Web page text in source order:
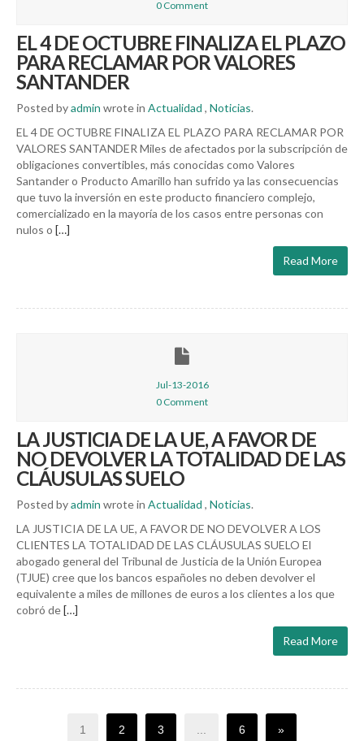
0 Comment
EL 4 DE OCTUBRE FINALIZA EL PLAZO
PARA RECLAMAR POR VALORES
SANTANDER
Posted byadmin wrote in Actualidad , Noticias.
EL 4 DE OCTUBRE FINALIZA EL PLAZO PARA RECLAMAR POR
VALORES SANTANDER Miles de afectados por la subscripción de
obligaciones convertibles, más conocidas como Valores
Santander o Producto Amarillo han sufrido ya las consecuencias
que tuvo la inversión en este producto financiero complejo,
comercializado en la mayoría de los casos entre personas con
nulos o […]
Read More
Jul-13-2016
0 Comment
LA JUSTICIA DE LA UE, A FAVOR DE
NO DEVOLVER LA TOTALIDAD DE LAS
CLÁUSULAS SUELO
Posted byadmin wrote in Actualidad , Noticias.
LA JUSTICIA DE LA UE, A FAVOR DE NO DEVOLVER A LOS
CLIENTES LA TOTALIDAD DE LAS CLÁUSULAS SUELO El
abogado general del Tribunal de Justicia de la Unión Europea
(TJUE) cree que los bancos españoles no deben devolver el
equivalente a miles de millones de euros a los clientes a los que
cobró de[…]
Read More
1 2 3 6 »